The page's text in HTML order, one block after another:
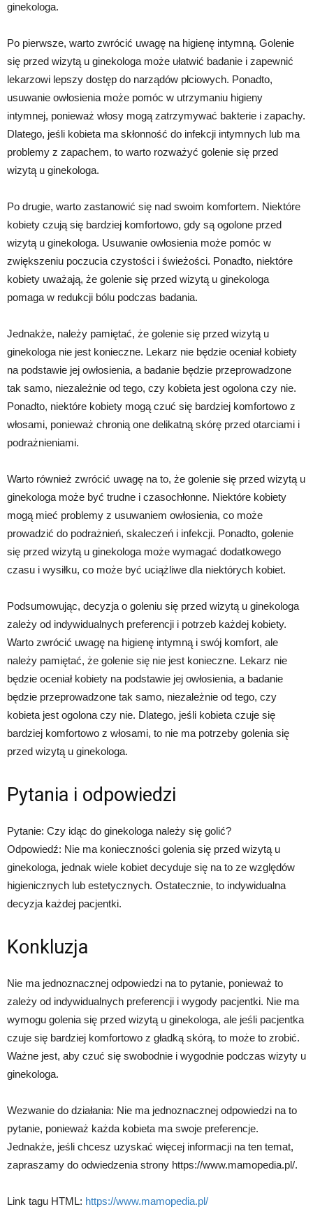
ginekologa.
Po pierwsze, warto zwrócić uwagę na higienę intymną. Golenie
się przed wizytą u ginekologa może ułatwić badanie i zapewnić
lekarzowi lepszy dostęp do narządów płciowych. Ponadto,
usuwanie owłosienia może pomóc w utrzymaniu higieny
intymnej, ponieważ włosy mogą zatrzymywać bakterie i zapachy.
Dlatego, jeśli kobieta ma skłonność do infekcji intymnych lub ma
problemy z zapachem, to warto rozważyć golenie się przed
wizytą u ginekologa.
Po drugie, warto zastanowić się nad swoim komfortem. Niektóre
kobiety czują się bardziej komfortowo, gdy są ogolone przed
wizytą u ginekologa. Usuwanie owłosienia może pomóc w
zwiększeniu poczucia czystości i świeżości. Ponadto, niektóre
kobiety uważają, że golenie się przed wizytą u ginekologa
pomaga w redukcji bólu podczas badania.
Jednakże, należy pamiętać, że golenie się przed wizytą u
ginekologa nie jest konieczne. Lekarz nie będzie oceniał kobiety
na podstawie jej owłosienia, a badanie będzie przeprowadzone
tak samo, niezależnie od tego, czy kobieta jest ogolona czy nie.
Ponadto, niektóre kobiety mogą czuć się bardziej komfortowo z
włosami, ponieważ chronią one delikatną skórę przed otarciami i
podrażnieniami.
Warto również zwrócić uwagę na to, że golenie się przed wizytą u
ginekologa może być trudne i czasochłonne. Niektóre kobiety
mogą mieć problemy z usuwaniem owłosienia, co może
prowadzić do podrażnień, skaleczeń i infekcji. Ponadto, golenie
się przed wizytą u ginekologa może wymagać dodatkowego
czasu i wysiłku, co może być uciążliwe dla niektórych kobiet.
Podsumowując, decyzja o goleniu się przed wizytą u ginekologa
zależy od indywidualnych preferencji i potrzeb każdej kobiety.
Warto zwrócić uwagę na higienę intymną i swój komfort, ale
należy pamiętać, że golenie się nie jest konieczne. Lekarz nie
będzie oceniał kobiety na podstawie jej owłosienia, a badanie
będzie przeprowadzone tak samo, niezależnie od tego, czy
kobieta jest ogolona czy nie. Dlatego, jeśli kobieta czuje się
bardziej komfortowo z włosami, to nie ma potrzeby golenia się
przed wizytą u ginekologa.
Pytania i odpowiedzi
Pytanie: Czy idąc do ginekologa należy się golić?
Odpowiedź: Nie ma konieczności golenia się przed wizytą u
ginekologa, jednak wiele kobiet decyduje się na to ze względów
higienicznych lub estetycznych. Ostatecznie, to indywidualna
decyzja każdej pacjentki.
Konkluzja
Nie ma jednoznacznej odpowiedzi na to pytanie, ponieważ to
zależy od indywidualnych preferencji i wygody pacjentki. Nie ma
wymogu golenia się przed wizytą u ginekologa, ale jeśli pacjentka
czuje się bardziej komfortowo z gładką skórą, to może to zrobić.
Ważne jest, aby czuć się swobodnie i wygodnie podczas wizyty u
ginekologa.
Wezwanie do działania: Nie ma jednoznacznej odpowiedzi na to
pytanie, ponieważ każda kobieta ma swoje preferencje.
Jednakże, jeśli chcesz uzyskać więcej informacji na ten temat,
zapraszamy do odwiedzenia strony https://www.mamopedia.pl/.
Link tagu HTML: https://www.mamopedia.pl/